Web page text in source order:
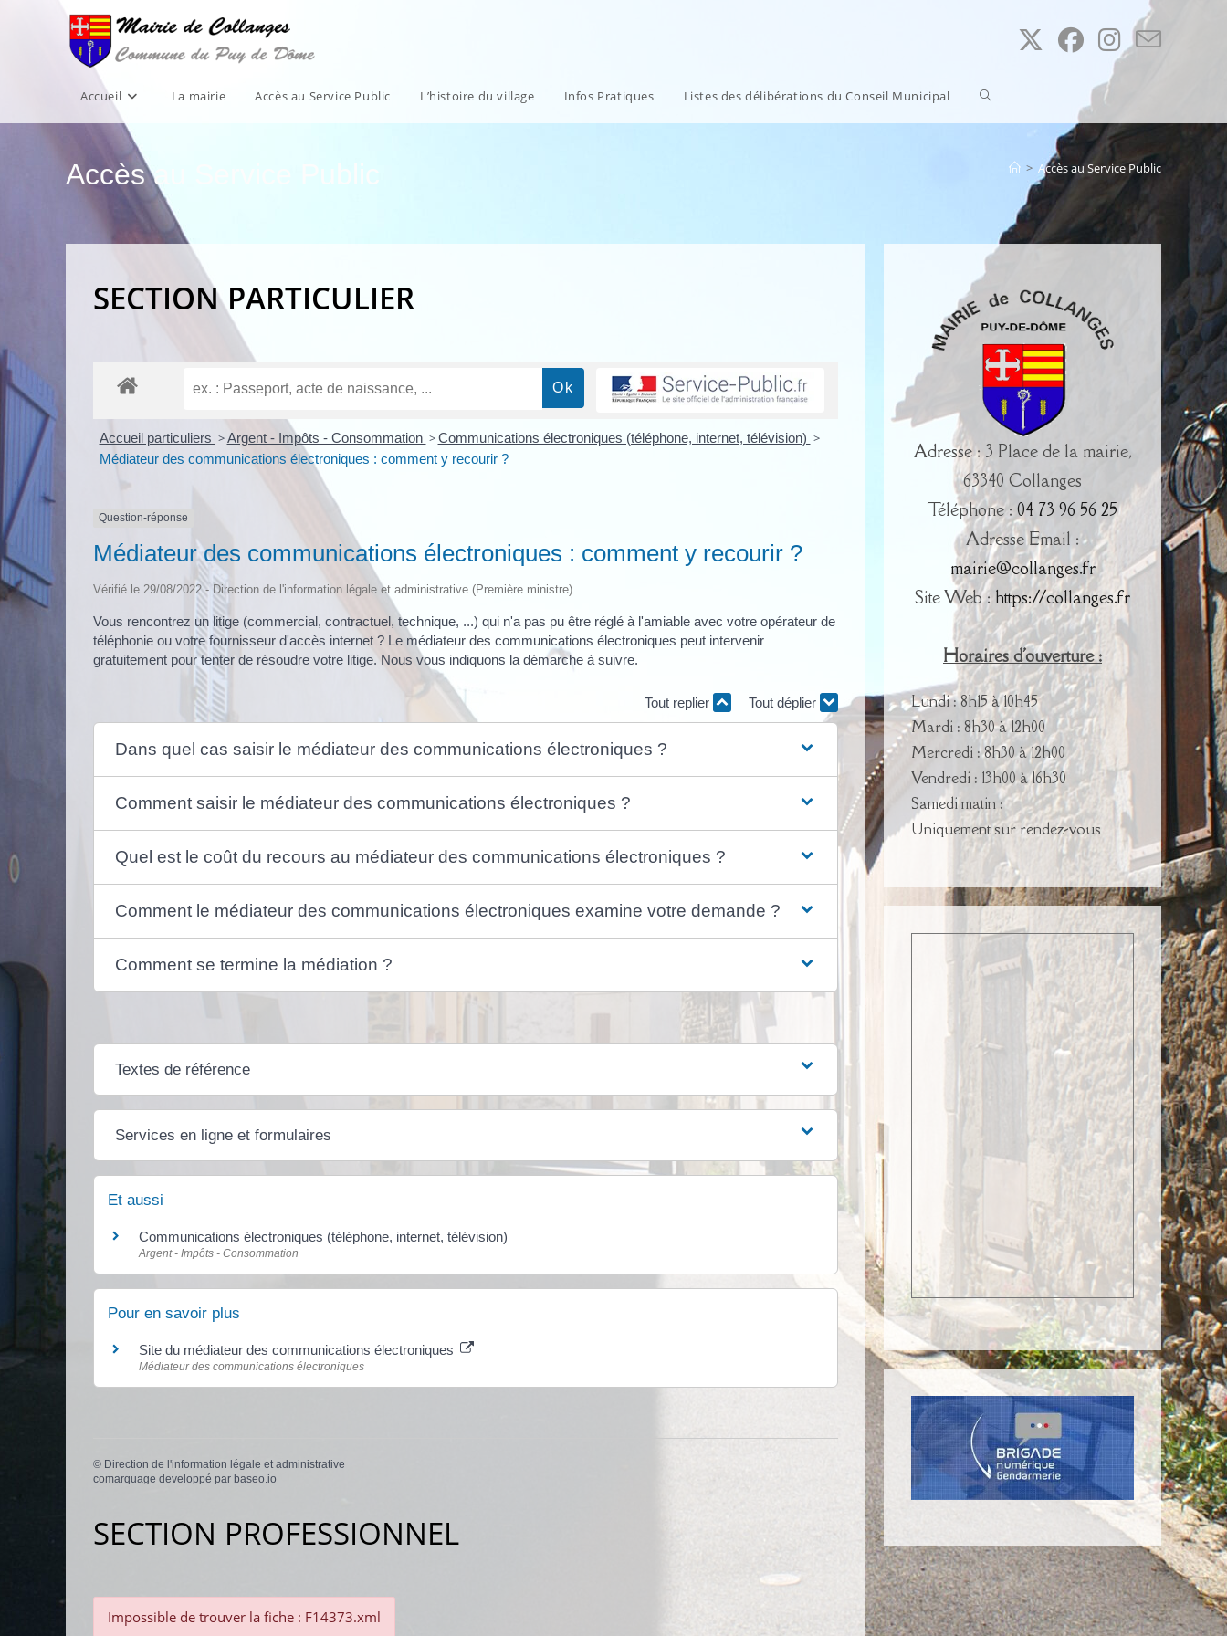
Accueil La mairie Accès au Service Public L’histoire du village Infos Pratiques Listes des délibérations du Conseil Municipal Toggle
Accès au Service Public > Accès au Service Public
SECTION PARTICULIER
Accueil particuliers > Argent - Impôts - Consommation > Communications électroniques (téléphone, internet, télévision) >
Médiateur des communications électroniques : comment y recourir ?
Question-réponse
Médiateur des communications électroniques : comment y recourir ?
Vérifié le 29/08/2022 - Direction de l'information légale et administrative (Première ministre)
Vous rencontrez un litige (commercial, contractuel, technique, ...) qui n'a pas pu être réglé à l'amiable avec votre opérateur de
téléphonie ou votre fournisseur d'accès internet ? Le médiateur des communications électroniques peut intervenir
gratuitement pour tenter de résoudre votre litige. Nous vous indiquons la démarche à suivre.
Tout replier Tout déplier
Dans quel cas saisir le médiateur des communications électroniques ?
Comment saisir le médiateur des communications électroniques ?
Quel est le coût du recours au médiateur des communications électroniques ?
Comment le médiateur des communications électroniques examine votre demande ?
Comment se termine la médiation ?
Textes de référence
Services en ligne et formulaires
Et aussi
Communications électroniques (téléphone, internet, télévision)
Argent - Impôts - Consommation
Pour en savoir plus
Site du médiateur des communications électroniques
Médiateur des communications électroniques
© Direction de l'information légale et administrative
comarquage developpé par baseo.io
SECTION PROFESSIONNEL
Impossible de trouver la fiche : F14373.xml
Adresse : 3 Place de la mairie,
63340 Collanges
Téléphone : 04 73 96 56 25
Adresse Email :
mairie@collanges.fr
Site Web : https://collanges.fr
Horaires d'ouverture :
Lundi : 8h15 à 10h45
Mardi : 8h30 à 12h00
Mercredi : 8h30 à 12h00
Vendredi : 13h00 à 16h30
Samedi matin :
Uniquement sur rendez-vous